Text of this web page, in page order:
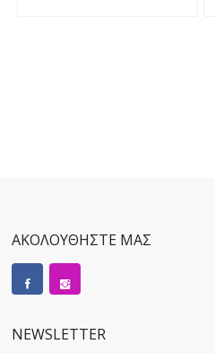
ΑΚΟΛΟΥΘΗΣΤΕ ΜΑΣ
NEWSLETTER